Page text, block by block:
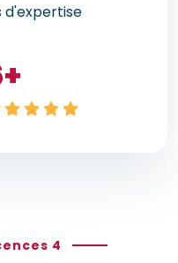
d'expertise
+
4